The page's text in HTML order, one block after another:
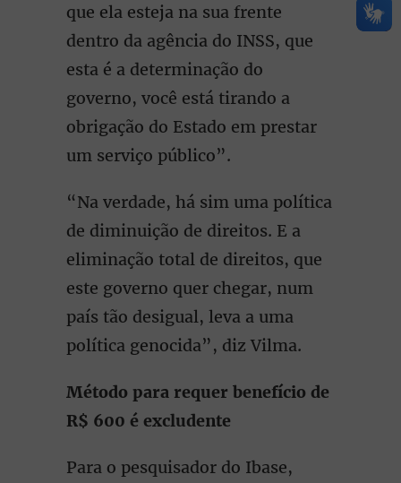
que ela esteja na sua frente
dentro da agência do INSS, que
esta é a determinação do
governo, você está tirando a
obrigação do Estado em prestar
um serviço público”.
“Na verdade, há sim uma política
de diminuição de direitos. E a
eliminação total de direitos, que
este governo quer chegar, num
país tão desigual, leva a uma
política genocida”, diz Vilma.
Método para requer benefício de
R$ 600 é excludente
Para o pesquisador do Ibase,